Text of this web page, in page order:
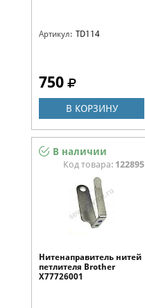
Артикул: TD114
750
В КОРЗИНУ
Нитенаправитель нитей
петлителя Brother
X77726001
В наличии
Код товара: 122895